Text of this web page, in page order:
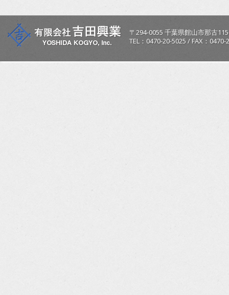
〒294-0055千葉県館山市那古
TEL： 0470-20-5025/ FAX：0470-